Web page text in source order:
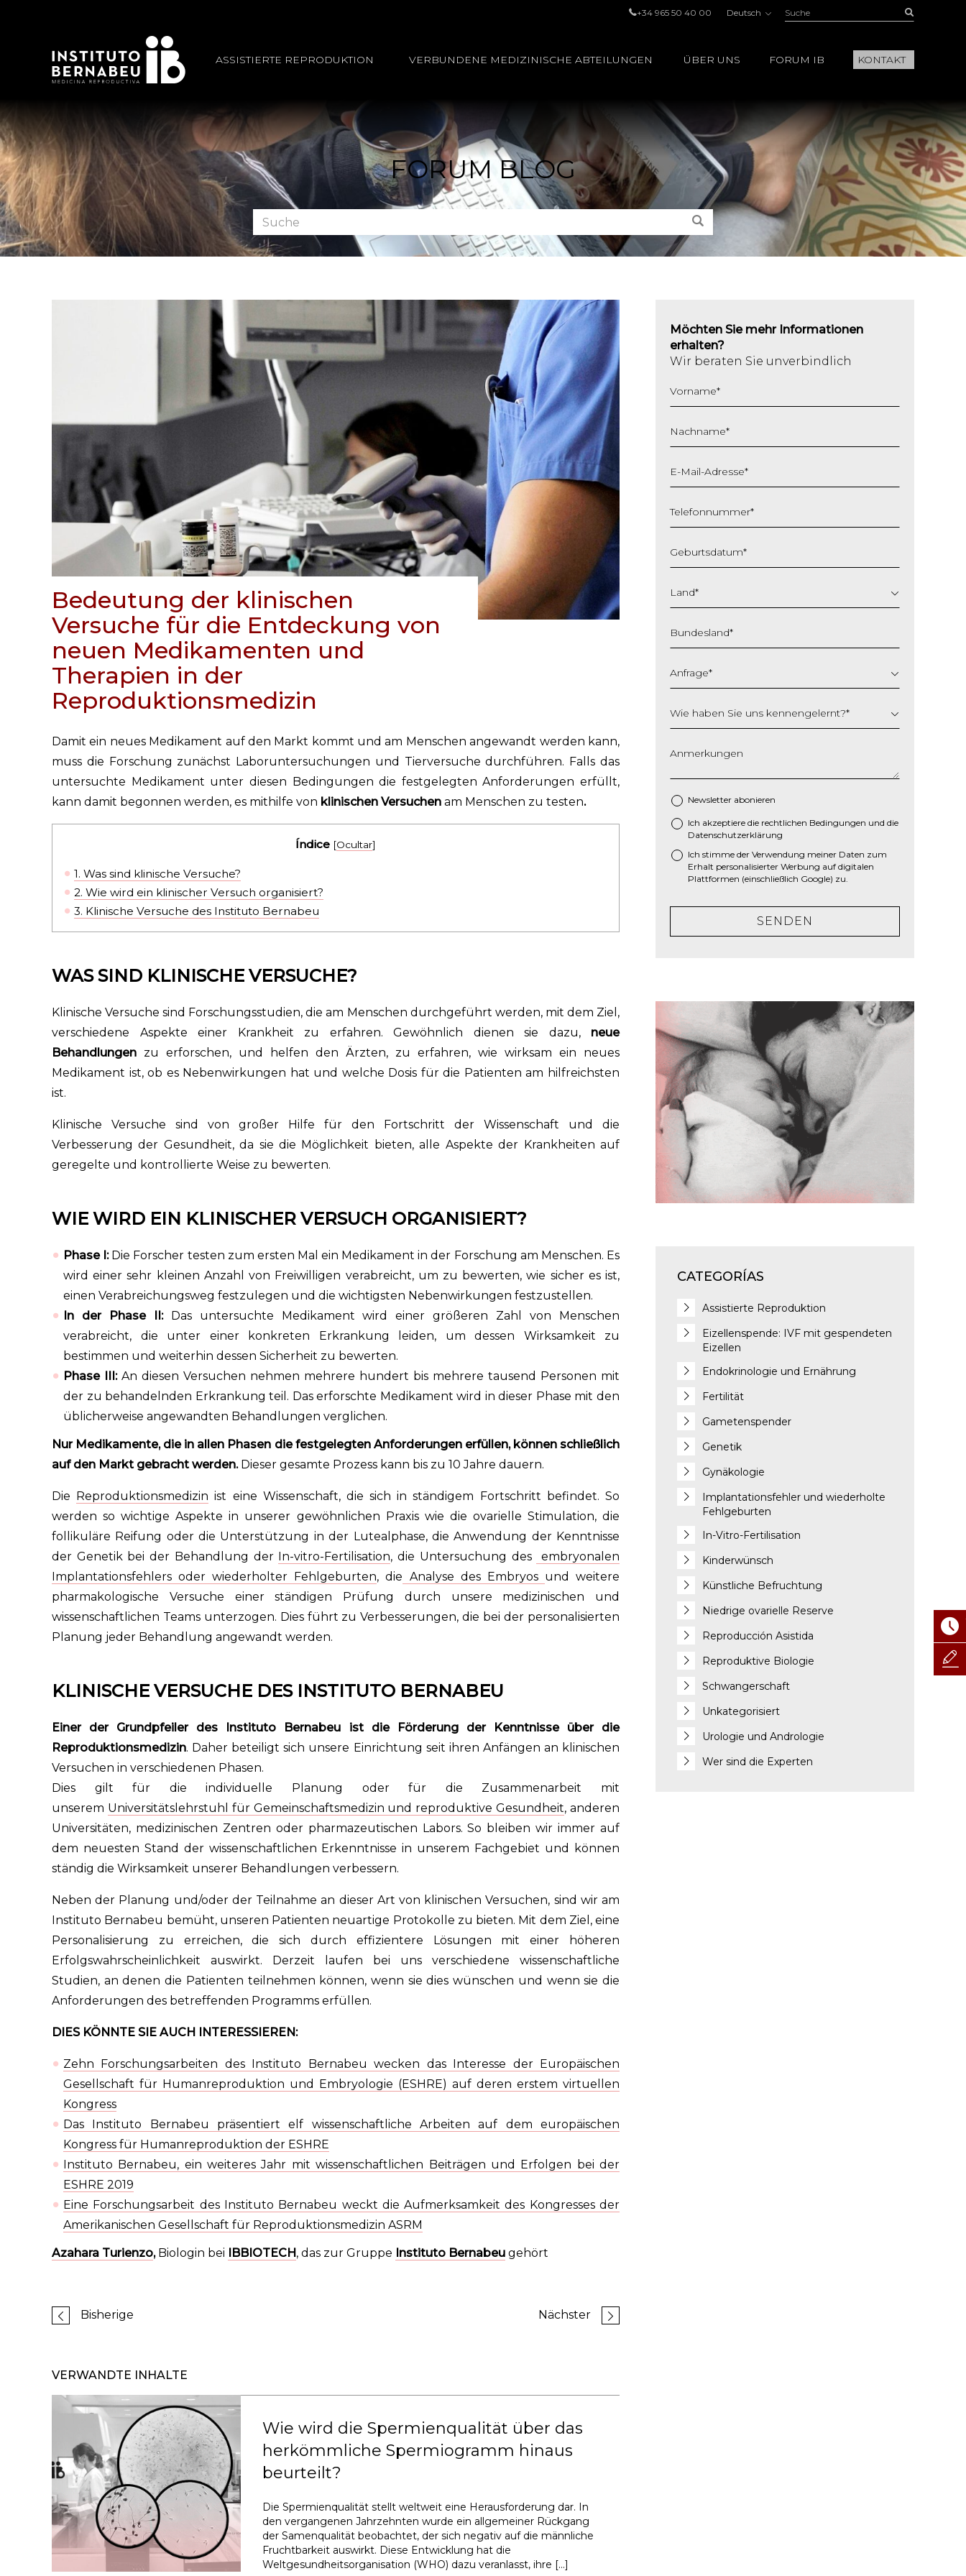
+34 965 50 40 00 Deutsch Suche:
ASSISTIERTE REPRODUKTION VERBUNDENE MEDIZINISCHE ABTEILUNGEN ÜBER UNS FORUM IB KONTAKT
FORUM BLOG
Foren
durchsuchen:
Suche
Bedeutung der klinischen
Versuche für die Entdeckung von
neuen Medikamenten und
Therapien in der
Reproduktionsmedizin
Damit ein neues Medikament auf den Markt kommt und am Menschen angewandt werden kann,
muss die Forschung zunächst Laboruntersuchungen und Tierversuche durchführen. Falls das
untersuchte Medikament unter diesen Bedingungen die festgelegten Anforderungen erfüllt,
kann damit begonnen werden, es mithilfe von klinischen Versuchen am Menschen zu testen.
Índice [Ocultar]
1. Was sind klinische Versuche?
2. Wie wird ein klinischer Versuch organisiert?
3. Klinische Versuche des Instituto Bernabeu
WAS SIND KLINISCHE VERSUCHE?
Klinische Versuche sind Forschungsstudien, die am Menschen durchgeführt werden, mit dem Ziel,
verschiedene Aspekte einer Krankheit zu erfahren. Gewöhnlich dienen sie dazu, neue
Behandlungen zu erforschen, und helfen den Ärzten, zu erfahren, wie wirksam ein neues
Medikament ist, ob es Nebenwirkungen hat und welche Dosis für die Patienten am hilfreichsten
ist.
Klinische Versuche sind von großer Hilfe für den Fortschritt der Wissenschaft und die
Verbesserung der Gesundheit, da sie die Möglichkeit bieten, alle Aspekte der Krankheiten auf
geregelte und kontrollierte Weise zu bewerten.
WIE WIRD EIN KLINISCHER VERSUCH ORGANISIERT?
Phase I: Die Forscher testen zum ersten Mal ein Medikament in der Forschung am Menschen. Es
wird einer sehr kleinen Anzahl von Freiwilligen verabreicht, um zu bewerten, wie sicher es ist,
einen Verabreichungsweg festzulegen und die wichtigsten Nebenwirkungen festzustellen.
In der Phase II:Das untersuchte Medikament wird einer größeren Zahl von Menschen
verabreicht, die unter einer konkreten Erkrankung leiden, um dessen Wirksamkeit zu
bestimmen und weiterhin dessen Sicherheit zu bewerten.
Phase III:An diesen Versuchen nehmen mehrere hundert bis mehrere tausend Personen mit
der zu behandelnden Erkrankung teil. Das erforschte Medikament wird in dieser Phase mit den
üblicherweise angewandten Behandlungen verglichen.
Nur Medikamente, die in allen Phasen die festgelegten Anforderungen erfüllen, können schließlich
auf den Markt gebracht werden.Dieser gesamte Prozess kann bis zu 10 Jahre dauern.
Die Reproduktionsmedizin ist eine Wissenschaft, die sich in ständigem Fortschritt befindet. So
werden so wichtige Aspekte in unserer gewöhnlichen Praxis wie die ovarielle Stimulation, die
follikuläre Reifung oder die Unterstützung in der Lutealphase, die Anwendung der Kenntnisse
der Genetik bei der Behandlung der In-vitro-Fertilisation, die Untersuchung des
embryonalen
Implantationsfehlers oder wiederholter Fehlgeburten, die Analyse des Embryos und weitere
pharmakologische Versuche einer ständigen Prüfung durch unsere medizinischen und
wissenschaftlichen Teams unterzogen. Dies führt zu Verbesserungen, die bei der personalisierten
Planung jeder Behandlung angewandt werden.
KLINISCHE VERSUCHE DES INSTITUTO BERNABEU
Einer der Grundpfeiler des Instituto Bernabeu ist die Förderung der Kenntnisse über die
Reproduktionsmedizin. Daher beteiligt sich unsere Einrichtung seit ihren Anfängen an klinischen
Versuchen in verschiedenen Phasen.
Dies gilt für die individuelle Planung oder für die Zusammenarbeit mit
unserem Universitätslehrstuhl für Gemeinschaftsmedizin und reproduktive Gesundheit, anderen
Universitäten, medizinischen Zentren oder pharmazeutischen Labors. So bleiben wir immer auf
dem neuesten Stand der wissenschaftlichen Erkenntnisse in unserem Fachgebiet und können
ständig die Wirksamkeit unserer Behandlungen verbessern.
Neben der Planung und/oder der Teilnahme an dieser Art von klinischen Versuchen, sind wir am
Instituto Bernabeu bemüht, unseren Patienten neuartige Protokolle zu bieten. Mit dem Ziel, eine
Personalisierung zu erreichen, die sich durch effizientere Lösungen mit einer höheren
Erfolgswahrscheinlichkeit auswirkt. Derzeit laufen bei uns verschiedene wissenschaftliche
Studien, an denen die Patienten teilnehmen können, wenn sie dies wünschen und wenn sie die
Anforderungen des betreffenden Programms erfüllen.
DIES KÖNNTE SIE AUCH INTERESSIEREN:
Zehn Forschungsarbeiten des Instituto Bernabeu wecken das Interesse der Europäischen
Gesellschaft für Humanreproduktion und Embryologie (ESHRE) auf deren erstem virtuellen
Kongress
Das Instituto Bernabeu präsentiert elf wissenschaftliche Arbeiten auf dem europäischen
Kongress für Humanreproduktion der ESHRE
Instituto Bernabeu, ein weiteres Jahr mit wissenschaftlichen Beiträgen und Erfolgen bei der
ESHRE 2019
Eine Forschungsarbeit des Instituto Bernabeu weckt die Aufmerksamkeit des Kongresses der
Amerikanischen Gesellschaft für Reproduktionsmedizin ASRM
Azahara Turienzo, Biologin bei IBBIOTECH, das zur Gruppe Instituto Bernabeu gehört
Bisherige Nächster
VERWANDTE INHALTE
Wie wird die Spermienqualität über das
herkömmliche Spermiogramm hinaus
beurteilt?
Die Spermienqualität stellt weltweit eine Herausforderung dar. In
den vergangenen Jahrzehnten wurde ein allgemeiner Rückgang
der Samenqualität beobachtet, der sich negativ auf die männliche
Fruchtbarkeit auswirkt. Diese Entwicklung hat die
Weltgesundheitsorganisation (WHO) dazu veranlasst, ihre […]
Möchten Sie mehr Informationen
erhalten?
Wir beraten Sie unverbindlich
Vorname*
Nachname*
E-Mail-Adresse*
Telefonnummer*
Geburtsdatum*
Schrägstrich
MM
JJJJ
Land*
Bundesland*
Anfrage*
Wie haben Sie uns kennengelernt?*
Anmerkungen
Newsletter abonieren
* Ich akzeptiere die rechtlichen Bedingungen und die
Datenschutzerklärung
Ich stimme der Verwendung meiner Daten zum
Erhalt personalisierter Werbung auf digitalen
Plattformen (einschließlich Google) zu.
SENDEN
CATEGORÍAS
Assistierte Reproduktion
Eizellenspende: IVF mit gespendeten
Eizellen
Endokrinologie und Ernährung
Fertilität
Gametenspender
Genetik
Gynäkologie
Implantationsfehler und wiederholte
Fehlgeburten
In-Vitro-Fertilisation
Kinderwünsch
Künstliche Befruchtung
Niedrige ovarielle Reserve
Reproducción Asistida
Reproduktive Biologie
Schwangerschaft
Unkategorisiert
Urologie und Andrologie
Wer sind die Experten